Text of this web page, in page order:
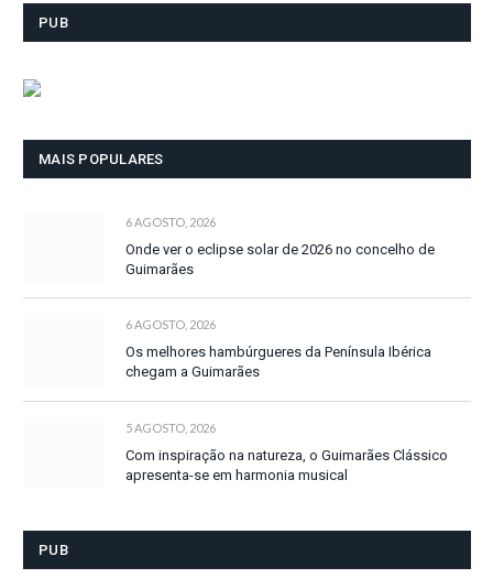
PUB
MAIS POPULARES
6 AGOSTO, 2026
Onde ver o eclipse solar de 2026 no concelho de
Guimarães
6 AGOSTO, 2026
Os melhores hambúrgueres da Península Ibérica
chegam a Guimarães
5 AGOSTO, 2026
Com inspiração na natureza, o Guimarães Clássico
apresenta-se em harmonia musical
PUB